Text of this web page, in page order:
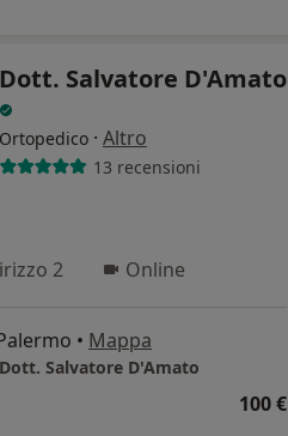
Dott. Salvatore D'Amato
Ortopedico · Altro
13 recensioni
2 Online
• Mappa
Salvatore D'Amato
100 €